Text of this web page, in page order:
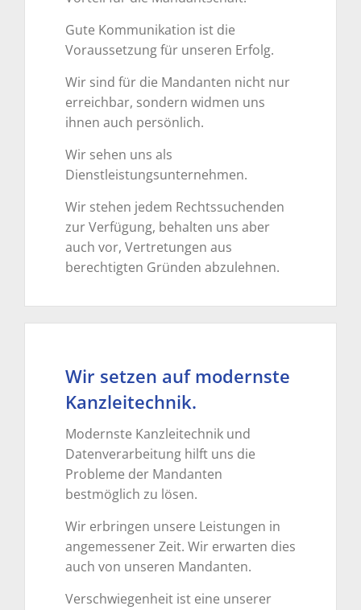
Gute Kommunikation ist die
Voraussetzung für unseren Erfolg.
Wir sind für die Mandanten nicht nur
erreichbar, sondern widmen uns
ihnen auch persönlich.
Wir sehen uns als
Dienstleistungsunternehmen.
Wir stehen jedem Rechtssuchenden
zur Verfügung, behalten uns aber
auch vor, Vertretungen aus
berechtigten Gründen abzulehnen.
Wir setzen auf modernste
Kanzleitechnik.
Modernste Kanzleitechnik und
Datenverarbeitung hilft uns die
Probleme der Mandanten
bestmöglich zu lösen.
Wir erbringen unsere Leistungen in
angemessener Zeit. Wir erwarten dies
auch von unseren Mandanten.
Verschwiegenheit ist eine unserer